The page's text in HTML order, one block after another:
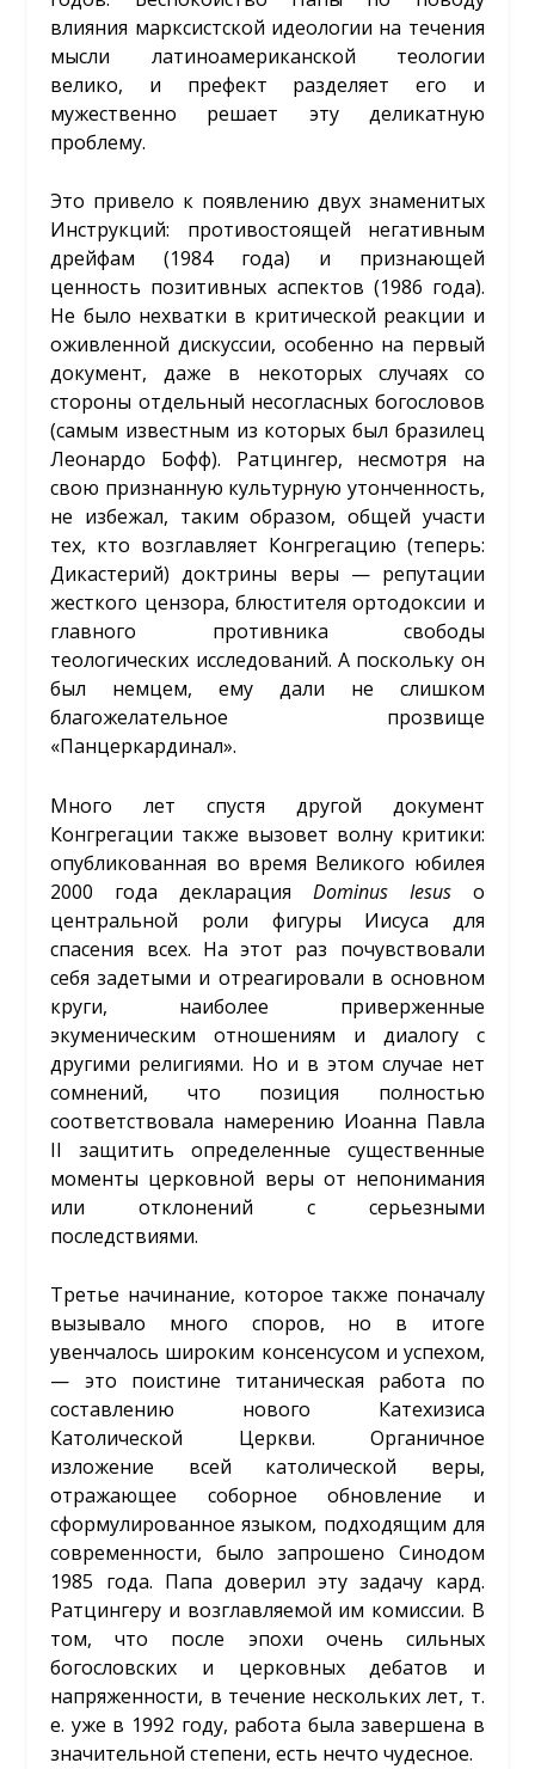
влияния марксистской идеологии на течения
мысли латиноамериканской теологии
велико, и префект разделяет его и
мужественно решает эту деликатную
проблему.
Это привело к появлению двух знаменитых
Инструкций: противостоящей негативным
дрейфам (1984 года) и признающей
ценность позитивных аспектов (1986 года).
Не было нехватки в критической реакции и
оживленной дискуссии, особенно на первый
документ, даже в некоторых случаях со
стороны отдельный несогласных богословов
(самым известным из которых был бразилец
Леонардо Бофф). Ратцингер, несмотря на
свою признанную культурную утонченность,
не избежал, таким образом, общей участи
тех, кто возглавляет Конгрегацию (теперь:
Дикастерий) доктрины веры — репутации
жесткого цензора, блюстителя ортодоксии и
главного противника свободы
теологических исследований. А поскольку он
был немцем, ему дали не слишком
благожелательное прозвище
«Панцеркардинал».
Много лет спустя другой документ
Конгрегации также вызовет волну критики:
опубликованная во время Великого юбилея
2000 года декларация Dominus Iesusо
центральной роли фигуры Иисуса для
спасения всех. На этот раз почувствовали
себя задетыми и отреагировали в основном
круги, наиболее приверженные
экуменическим отношениям и диалогу с
другими религиями. Но и в этом случае нет
сомнений, что позиция полностью
соответствовала намерению Иоанна Павла
II защитить определенные существенные
моменты церковной веры от непонимания
или отклонений с серьезными
последствиями.
Третье начинание, которое также поначалу
вызывало много споров, но в итоге
увенчалось широким консенсусом и успехом,
— это поистине титаническая работа по
составлению нового Катехизиса
Католической Церкви. Органичное
изложение всей католической веры,
отражающее соборное обновление и
сформулированное языком, подходящим для
современности, было запрошено Синодом
1985 года. Папа доверил эту задачу кард.
Ратцингеру и возглавляемой им комиссии. В
том, что после эпохи очень сильных
богословских и церковных дебатов и
напряженности, в течение нескольких лет, т.
е. уже в 1992 году, работа была завершена в
значительной степени, есть нечто чудесное.